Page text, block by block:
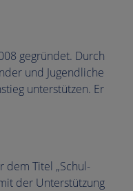
gegründet. Durch
und Jugendliche
unterstützen. Er
dem Titel „Schul-
der Unterstützung